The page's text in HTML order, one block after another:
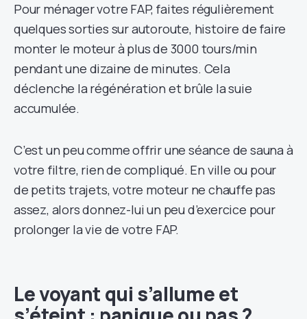
Pour ménager votre FAP, faites régulièrement
quelques sorties sur autoroute, histoire de faire
monter le moteur à plus de 3000 tours/min
pendant une dizaine de minutes. Cela
déclenche la régénération et brûle la suie
accumulée.
C’est un peu comme offrir une séance de sauna à
votre filtre, rien de compliqué. En ville ou pour
de petits trajets, votre moteur ne chauffe pas
assez, alors donnez-lui un peu d’exercice pour
prolonger la vie de votre FAP.
Le voyant qui s’allume et